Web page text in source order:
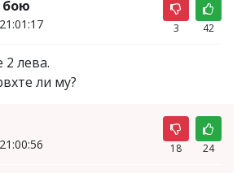
бою
3 42
2 лева.
ли му?
18 24